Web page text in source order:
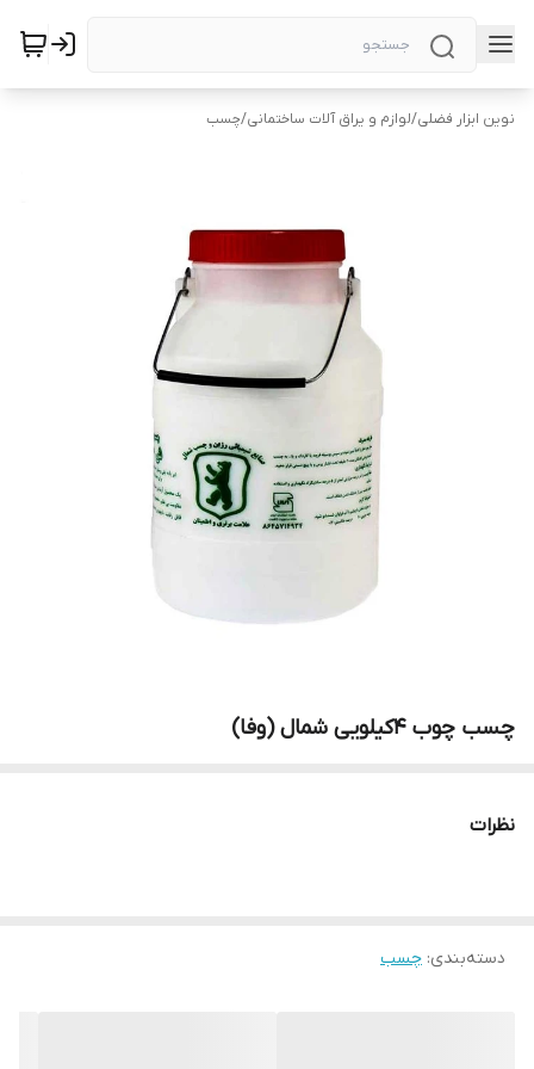
نوین ابزار فضلی/لوازم و یراق آلات ساختمانی/چسب
چسب چوب 4کیلویی شمال (وفا)
نظرات
دسته‌بندی: چسب